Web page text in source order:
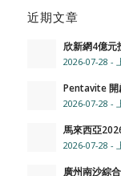
近期文章
欣新網4億元
2026-07-28 -
Pentavite 開
2026-07-28 -
馬來西亞
2026-07-28 -
廣州南沙綜